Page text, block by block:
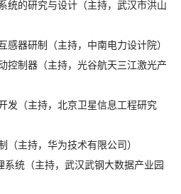
统的研究与设计（主持，武汉市洪山
感器研制（主持，中南电力设计院）
控制器（主持，光谷航天三江激光产
发（主持，北京卫星信息工程研究
主持，华为技术有限公司）
统（主持，武汉武钢大数据产业园